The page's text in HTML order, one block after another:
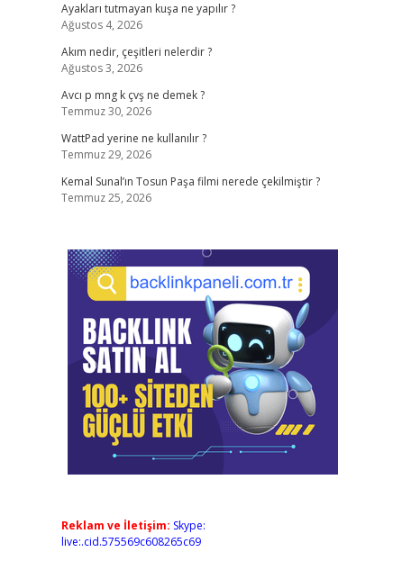
Ayakları tutmayan kuşa ne yapılır ?
Ağustos 4, 2026
Akım nedir, çeşitleri nelerdir ?
Ağustos 3, 2026
Avcı p mng k çvş ne demek ?
Temmuz 30, 2026
WattPad yerine ne kullanılır ?
Temmuz 29, 2026
Kemal Sunal’ın Tosun Paşa filmi nerede çekilmiştir ?
Temmuz 25, 2026
Reklam ve İletişim: Skype:
live:.cid.575569c608265c69